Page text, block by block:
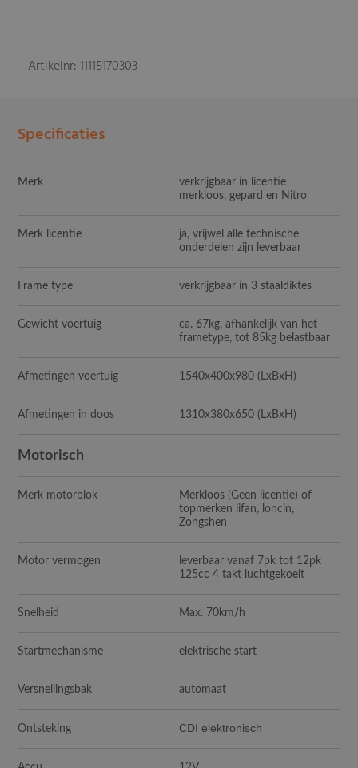
Artikelnr: 11115170303
Specificaties
Merk
verkrijgbaar in licentie
merkloos, gepard en Nitro
Merk licentie
ja, vrijwel alle technische
onderdelen zijn leverbaar
Frame type verkrijgbaar in 3 staaldiktes
Gewicht voertuig
ca. 67kg. afhankelijk van het
frametype, tot 85kg belastbaar
Afmetingen voertuig 1540x400x980(LxBxH)
Afmetingen in doos 1310x380x650(LxBxH)
Motorisch
Merk motorblok
Merkloos (Geen licentie) of
topmerken lifan, loncin,
Zongshen
Motor vermogen
leverbaar vanaf 7pk tot 12pk
125cc 4 takt luchtgekoelt
Snelheid Max. 70km/h
Startmechanisme elektrische start
Versnellingsbak automaat
Ontsteking CDI elektronisch